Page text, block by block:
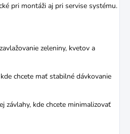
pri montáži aj pri servise systému.
zeleniny, kvetov a
chcete mať stabilné dávkovanie
závlahy, kde chcete minimalizovať